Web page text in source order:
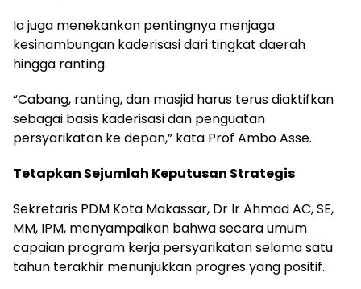
Ia juga menekankan pentingnya menjaga
kesinambungan kaderisasi dari tingkat daerah
hingga ranting.
“Cabang, ranting, dan masjid harus terus diaktifkan
sebagai basis kaderisasi dan penguatan
persyarikatan ke depan,” kata Prof Ambo Asse.
Tetapkan Sejumlah Keputusan Strategis
Sekretaris PDM Kota Makassar, Dr Ir Ahmad AC, SE,
MM, IPM, menyampaikan bahwa secara umum
capaian program kerja persyarikatan selama satu
tahun terakhir menunjukkan progres yang positif.